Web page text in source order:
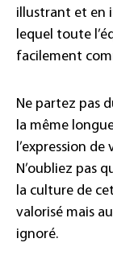
illustrant et en
lequel toute
facilement
Ne partez pas
la même
l’expression
N’oubliez pas
la culture de
valorisé mais
ignoré.